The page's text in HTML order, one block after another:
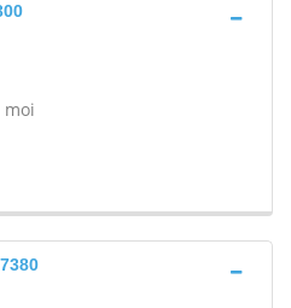
moi